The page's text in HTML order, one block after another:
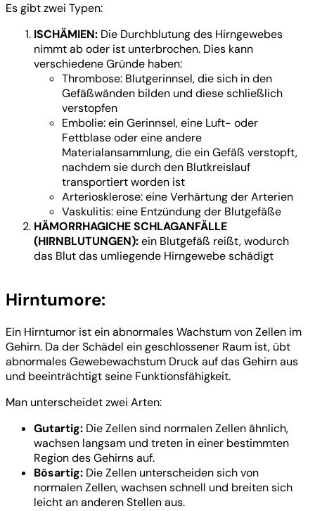
Es gibt zwei Typen:
ISCHÄMIEN: Die Durchblutung des Hirngewebes
nimmt ab oder ist unterbrochen. Dies kann
verschiedene Gründe haben:
Thrombose: Blutgerinnsel, die sich in den
Gefäßwänden bilden und diese schließlich
verstopfen
Embolie: ein Gerinnsel, eine Luft- oder
Fettblase oder eine andere
Materialansammlung, die ein Gefäß verstopft,
nachdem sie durch den Blutkreislauf
transportiert worden ist
Arteriosklerose: eine Verhärtung der Arterien
Vaskulitis: eine Entzündung der Blutgefäße
HÄMORRHAGICHE SCHLAGANFÄLLE
(HIRNBLUTUNGEN):ein Blutgefäß reißt, wodurch
das Blut das umliegende Hirngewebe schädigt
Hirntumore:
Ein Hirntumor ist ein abnormales Wachstum von Zellen im
Gehirn. Da der Schädel ein geschlossener Raum ist, übt
abnormales Gewebewachstum Druck auf das Gehirn aus
und beeinträchtigt seine Funktionsfähigkeit.
Man unterscheidet zwei Arten:
Gutartig: Die Zellen sind normalen Zellen ähnlich,
wachsen langsam und treten in einer bestimmten
Region des Gehirns auf.
Bösartig: Die Zellen unterscheiden sich von
normalen Zellen, wachsen schnell und breiten sich
leicht an anderen Stellen aus.